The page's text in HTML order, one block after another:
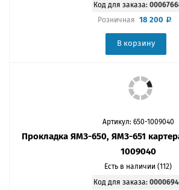
Код для заказа:
Розничная 18 200
В корзину
Артикул: 650-1009040
Прокладка ЯМЗ-650, ЯМЗ-651
1009040
Есть в наличии (112)
Код для заказа: